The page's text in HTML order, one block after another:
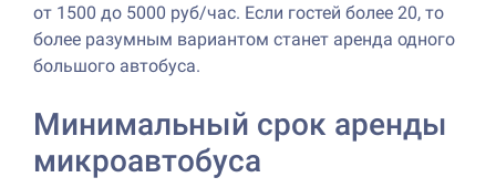
от 1500 до 5000 руб/час. Если гостей более 20, то
более разумным вариантом станет аренда одного
большого автобуса.
Минимальный срок аренды
микроавтобуса